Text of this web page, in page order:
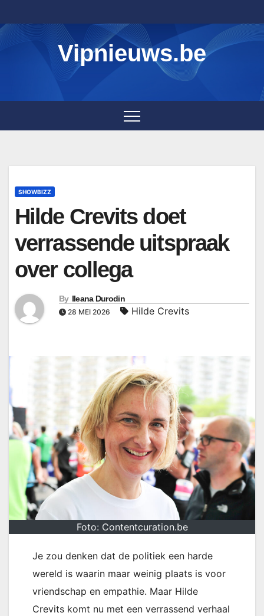
to
content
Vipnieuws.be
SHOWBIZZ
Hilde Crevits doet
verrassende uitspraak
over collega
By Ileana Durodin
28 MEI 2026 Hilde Crevits
Foto: Contentcuration.be
Je zou denken dat de politiek een harde
wereld is waarin maar weinig plaats is voor
vriendschap en empathie. Maar Hilde
Crevits komt nu met een verrassend verhaal